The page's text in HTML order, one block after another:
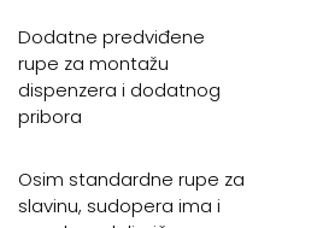
Dodatne predviđene
rupe za montažu
dispenzera i dodatnog
pribora
Osim standardne rupe za
slavinu, sudopera ima i